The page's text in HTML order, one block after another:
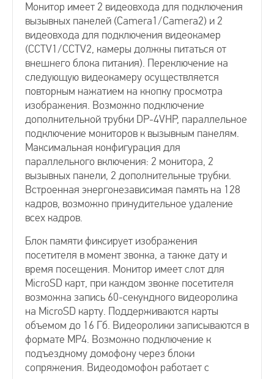
Видеодомофоны с трубкой
Видеодомофоны с записью
Видеодомофоны с памятью
Видеодомофоны с SD-картой
Видеодомофоны цветные
Видеодомофоны с подключением к подъездному
Сопряженные видеодомофоны
Цифровой видеодомофон
Координатные видеодомофоны
Монитор имеет 2 видеовхода для подключения
вызывных панелей (Camera1/Camera2) и 2
видеовхода для подключения видеокамер
(CCTV1/CCTV2, камеры должны питаться от
внешнего блока питания). Переключение на
следующую видеокамеру осуществляется
повторным нажатием на кнопку просмотра
изображения. Возможно подключение
дополнительной трубки DP-4VHP, параллельное
подключение мониторов к вызывным панелям.
Максимальная конфигурация для
параллельного включения: 2 монитора, 2
вызывных панели, 2 дополнительные трубки.
Встроенная энергонезависимая память на 128
кадров, возможно принудительное удаление
всех кадров.
Блок памяти фиксирует изображения
посетителя в момент звонка, а также дату и
время посещения. Монитор имеет слот для
MicroSD карт, при каждом звонке посетителя
возможна запись 60-секундного видеоролика
на MicroSD карту. Поддерживаются карты
объемом до 16 Гб. Видеоролики записываются в
формате MP4. Возможно подключение к
подъездному домофону через блоки
сопряжения. Видеодомофон работает с